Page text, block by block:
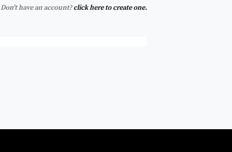
Don't have an account? click here to create one.